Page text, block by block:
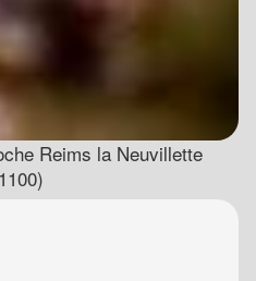
Reims la Neuvillette